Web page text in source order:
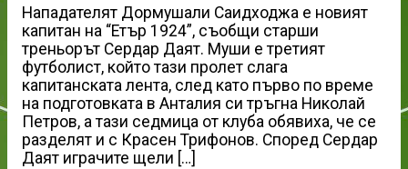
Нападателят Дормушали Саидходжа е новият
капитан на “Етър 1924”, съобщи старши
треньорът Сердар Даят. Муши е третият
футболист, който тази пролет слага
капитанската лента, след като първо по време
на подготовката в Анталия си тръгна Николай
Петров, а тази седмица от клуба обявиха, че се
разделят и с Красен Трифонов. Според Сердар
Даят играчите щели […]